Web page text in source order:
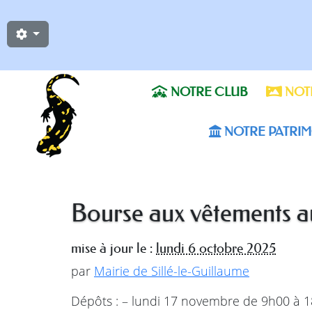
NOTRE CLUB
NOTRE
Bourse aux vêtements
mise à jour le : lundi 6 octobre 2025
par Mairie de Sillé-le-Guillaume
Dépôts : – lundi 17 novembre de 9h00 à